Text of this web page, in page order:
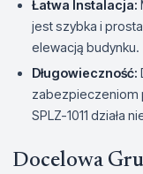
Łatwa Instalacja:
jest szybka i
elewacją budynku.
Długowieczność:
zabezpieczeniom
SPLZ-1011 działa
Docelowa